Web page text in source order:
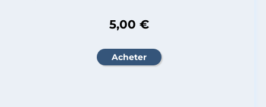
5,00 €